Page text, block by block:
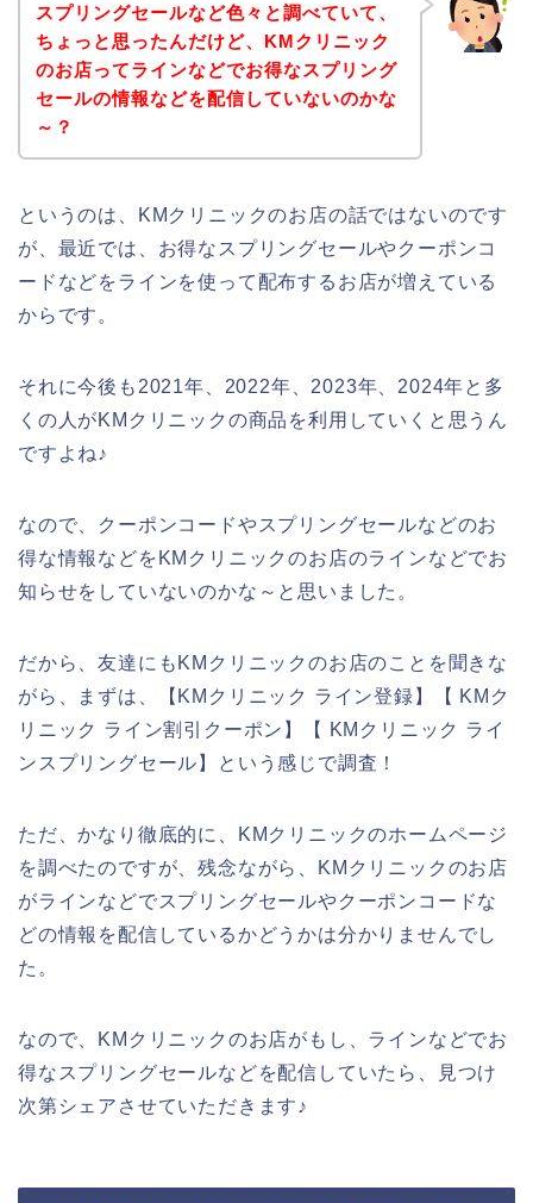
スプリングセールなど色々と調べていて、
ちょっと思ったんだけど、KMクリニック
のお店ってラインなどでお得なスプリング
セールの情報などを配信していないのかな
～？
というのは、KMクリニックのお店の話ではないのです
が、最近では、お得なスプリングセールやクーポンコ
ードなどをラインを使って配布するお店が増えている
からです。
それに今後も2021年、2022年、2023年、2024年と多
くの人がKMクリニックの商品を利用していくと思うん
ですよね♪
なので、クーポンコードやスプリングセールなどのお
得な情報などをKMクリニックのお店のラインなどでお
知らせをしていないのかな～と思いました。
だから、友達にもKMクリニックのお店のことを聞きな
がら、まずは、【KMクリニック ライン登録】【 KMク
リニック ライン割引クーポン】【 KMクリニック ライ
ンスプリングセール】という感じで調査！
ただ、かなり徹底的に、KMクリニックのホームページ
を調べたのですが、残念ながら、KMクリニックのお店
がラインなどでスプリングセールやクーポンコードな
どの情報を配信しているかどうかは分かりませんでし
た。
なので、KMクリニックのお店がもし、ラインなどでお
得なスプリングセールなどを配信していたら、見つけ
次第シェアさせていただきます♪